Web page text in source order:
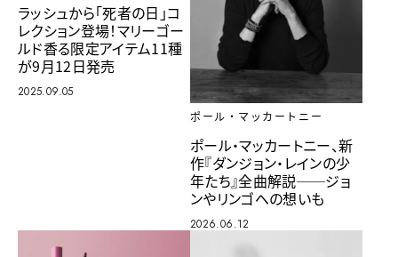
ラッシュから「死者の日」コ
レクション登場！マリーゴー
ルド香る限定アイテム11種
が9月12日発売
2025.09.05
ポール・マッカートニー
ポール・マッカートニー、新
作『ダンジョン・レインの少
年たち』全曲解説──ジョ
ンやリンゴへの想いも
2026.06.12